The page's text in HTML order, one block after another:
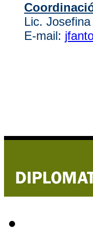
Lic.
E-mail: